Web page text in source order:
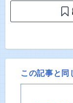
この記事と同